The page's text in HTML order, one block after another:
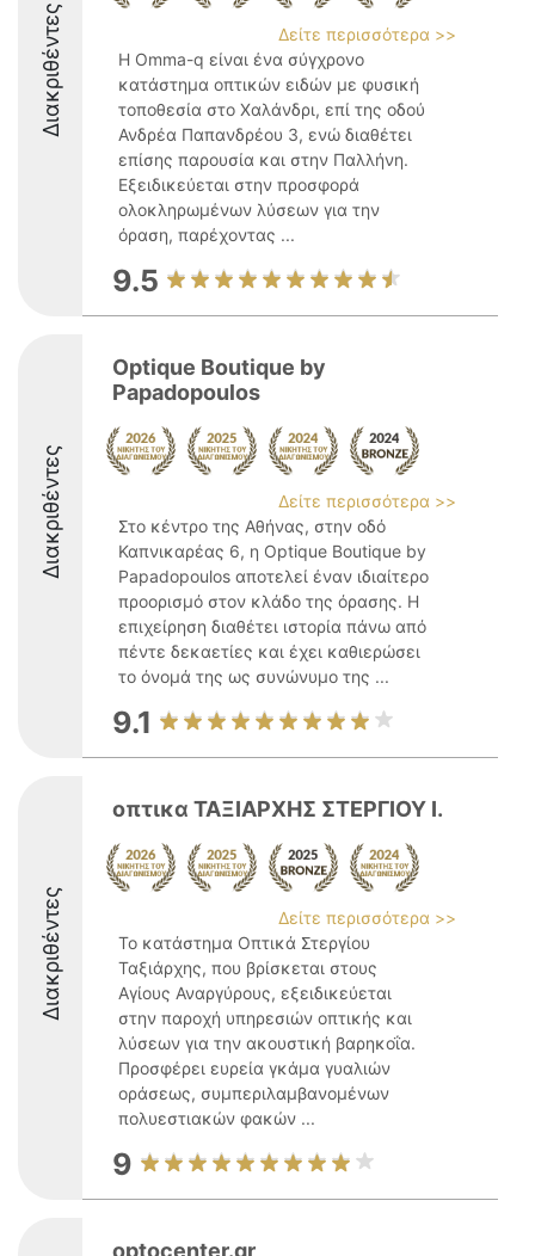
Διακριθέντες
Δείτε περισσότερα >>
Η Omma-q είναι ένα σύγχρονο
κατάστημα οπτικών ειδών με φυσική
τοποθεσία στο Χαλάνδρι, επί της οδού
Ανδρέα Παπανδρέου 3, ενώ διαθέτει
επίσης παρουσία και στην Παλλήνη.
Εξειδικεύεται στην προσφορά
ολοκληρωμένων λύσεων για την
όραση, παρέχοντας ...
9.5
Διακριθέντες
Optique Boutique by
Papadopoulos
Δείτε περισσότερα >>
Στο κέντρο της Αθήνας, στην οδό
Καπνικαρέας 6, η Optique Boutique by
Papadopoulos αποτελεί έναν ιδιαίτερο
προορισμό στον κλάδο της όρασης. Η
επιχείρηση διαθέτει ιστορία πάνω από
πέντε δεκαετίες και έχει καθιερώσει
το όνομά της ως συνώνυμο της ...
9.1
Διακριθέντες
οπτικα ΤΑΞΙΑΡΧΗΣ ΣΤΕΡΓΙΟΥ Ι.
Δείτε περισσότερα >>
Το κατάστημα Οπτικά Στεργίου
Ταξιάρχης, που βρίσκεται στους
Αγίους Αναργύρους, εξειδικεύεται
στην παροχή υπηρεσιών οπτικής και
λύσεων για την ακουστική βαρηκοΐα.
Προσφέρει ευρεία γκάμα γυαλιών
οράσεως, συμπεριλαμβανομένων
πολυεστιακών φακών ...
9
optocenter.gr